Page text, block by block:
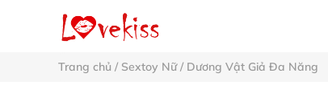
Trang chủ / Sextoy Nữ/ Dương Vật Giả Đa Năng